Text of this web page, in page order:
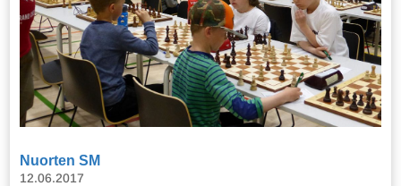
Nuorten SM
12.06.2017